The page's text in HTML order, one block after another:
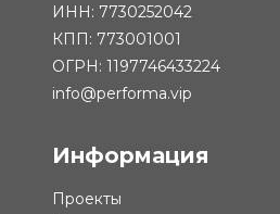
ИНН: 7730252042
КПП: 773001001
ОГРН: 1197746433224
info@performa.vip
Информация
Проекты